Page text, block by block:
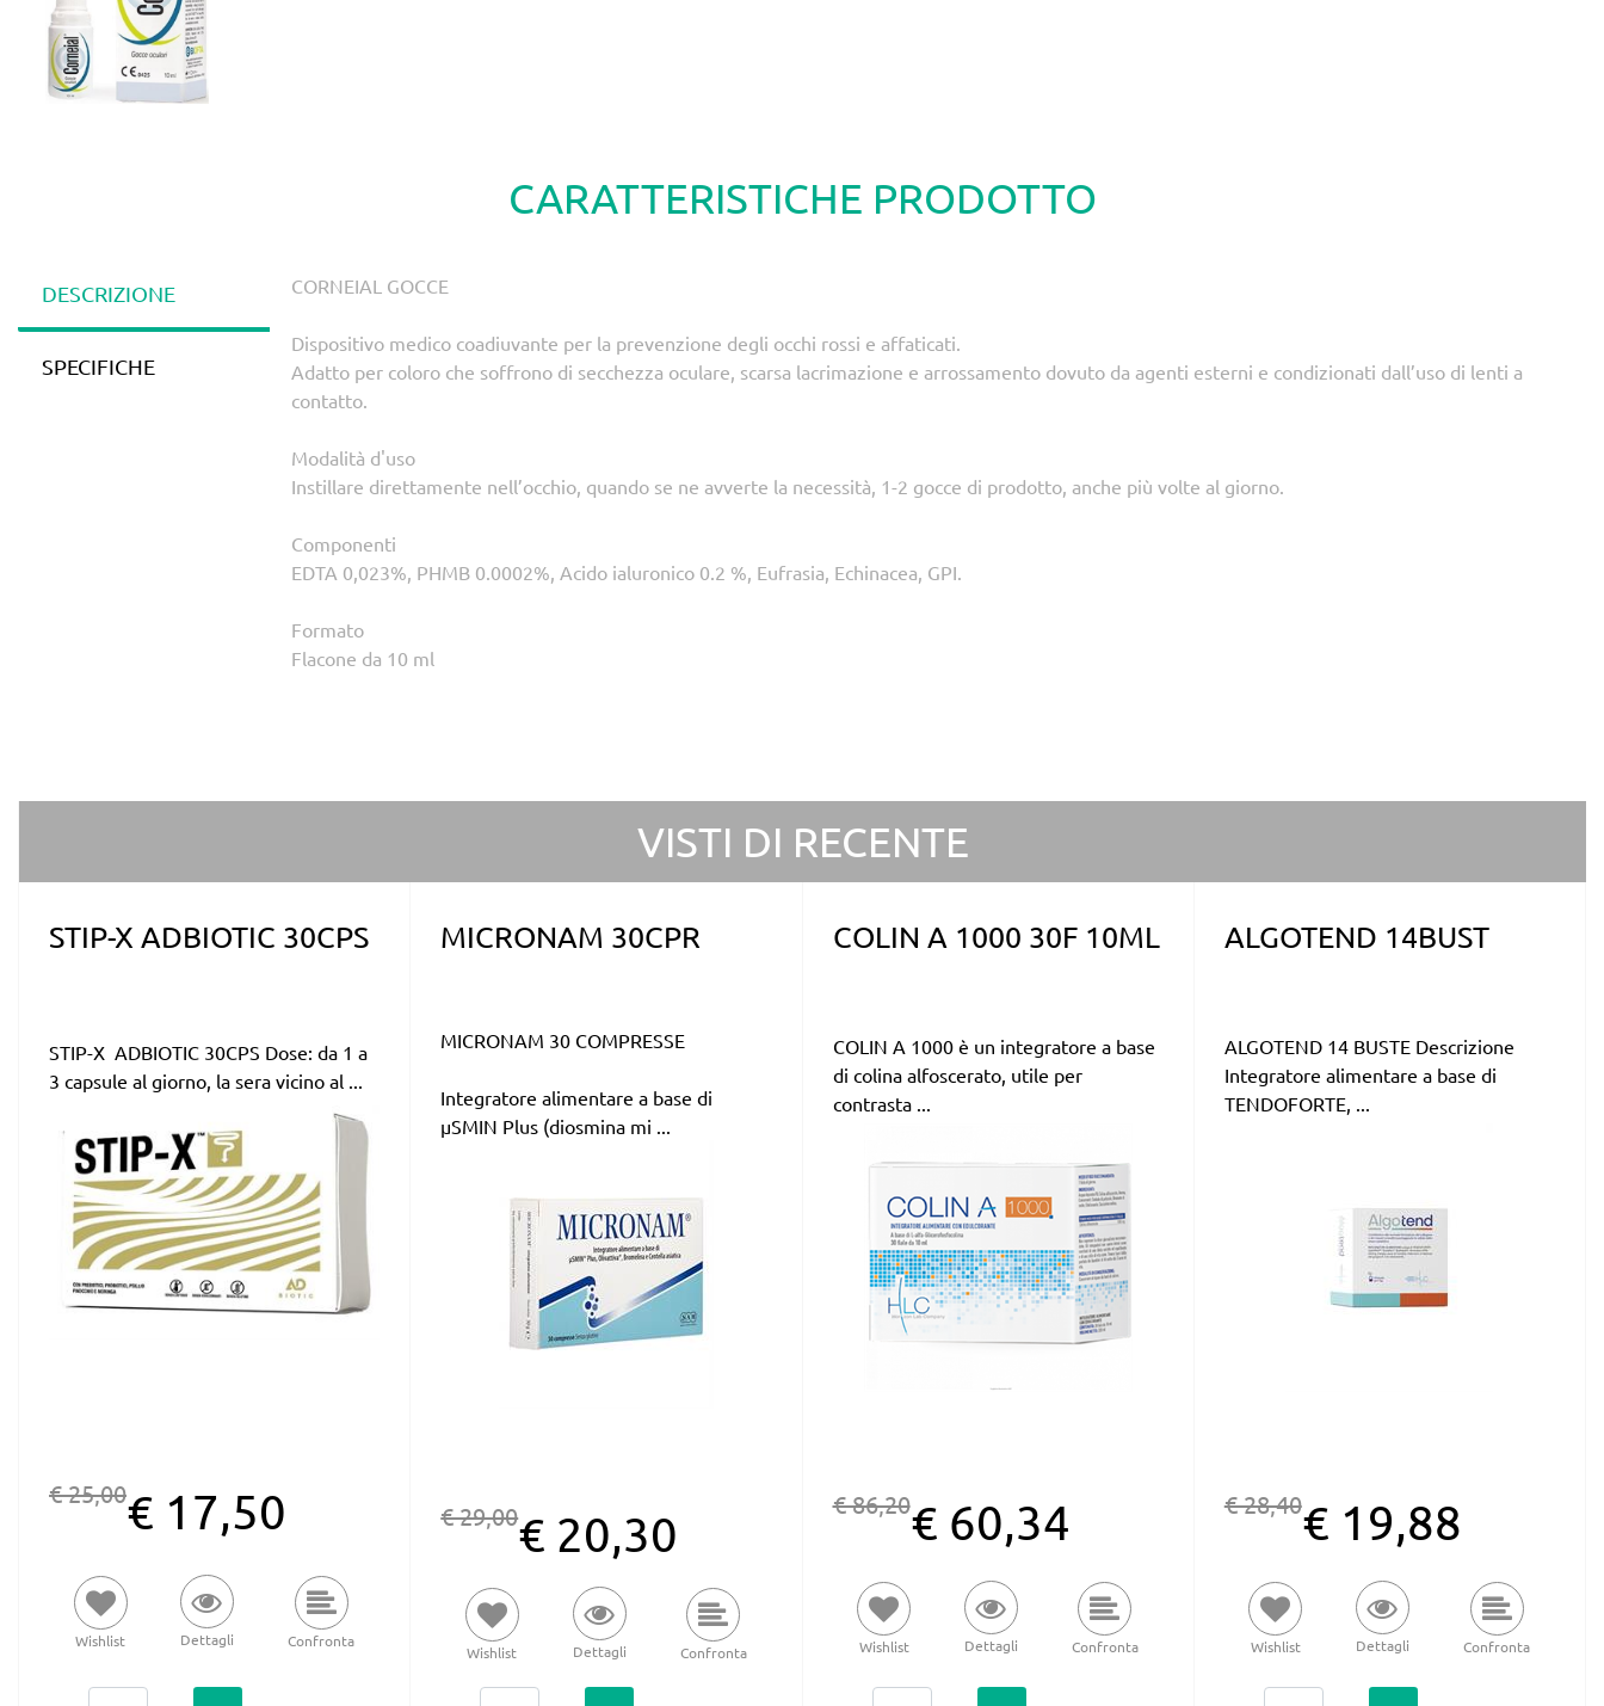
CARATTERISTICHE PRODOTTO
DESCRIZIONE
SPECIFICHE
CORNEIAL GOCCE
Dispositivo medico coadiuvante per la prevenzione degli occhi rossi e affaticati.
Adatto per coloro che soffrono di secchezza oculare, scarsa lacrimazione e arrossamento dovuto da agenti esterni e condizionati dall’uso di lenti a
contatto.
Modalità d'uso
Instillare direttamente nell’occhio, quando se ne avverte la necessità, 1-2 gocce di prodotto, anche più volte al giorno.
Componenti
EDTA 0,023%, PHMB 0.0002%, Acido ialuronico 0.2 %, Eufrasia, Echinacea, GPI.
Formato
Flacone da 10 ml
VISTI DI RECENTE
STIP-X ADBIOTIC 30CPS
STIP-X ADBIOTIC 30CPS Dose: da 1 a
3 capsule al giorno, la sera vicino al ...
€ 25,00€ 17,50
Wishlist Dettagli Confronta
MICRONAM 30CPR
MICRONAM 30 COMPRESSE
Integratore alimentare a base di
µSMIN Plus (diosmina mi ...
€ 29,00€ 20,30
Wishlist Dettagli Confronta
COLIN A 1000 30F 10ML
COLIN A 1000 è un integratore a base
di colina alfoscerato, utile per
contrasta ...
€ 86,20€ 60,34
Wishlist Dettagli Confronta
ALGOTEND 14BUST
ALGOTEND 14 BUSTE Descrizione
Integratore alimentare a base di
TENDOFORTE, ...
€ 28,40€ 19,88
Wishlist Dettagli Confronta